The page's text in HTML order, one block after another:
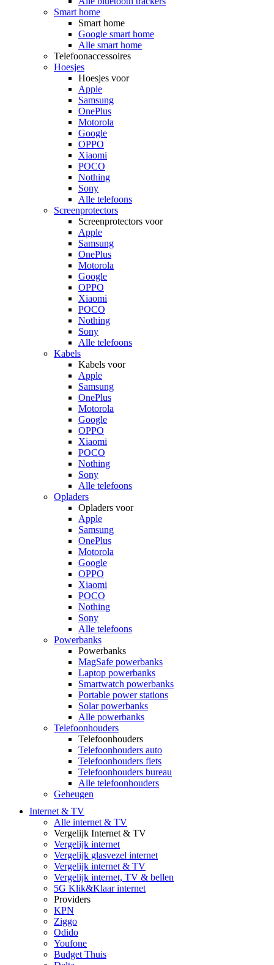
Smart home
Smart home
Google smart home
Alle smart home
Telefoonaccessoires
Hoesjes
Hoesjes voor
Apple
Samsung
OnePlus
Motorola
Google
OPPO
Xiaomi
POCO
Nothing
Sony
Alle telefoons
Screenprotectors
Screenprotectors voor
Apple
Samsung
OnePlus
Motorola
Google
OPPO
Xiaomi
POCO
Nothing
Sony
Alle telefoons
Kabels
Kabels voor
Apple
Samsung
OnePlus
Motorola
Google
OPPO
Xiaomi
POCO
Nothing
Sony
Alle telefoons
Opladers
Opladers voor
Apple
Samsung
OnePlus
Motorola
Google
OPPO
Xiaomi
POCO
Nothing
Sony
Alle telefoons
Powerbanks
Powerbanks
MagSafe powerbanks
Laptop powerbanks
Smartwatch powerbanks
Portable power stations
Solar powerbanks
Alle powerbanks
Telefoonhouders
Telefoonhouders
Telefoonhouders auto
Telefoonhouders fiets
Telefoonhouders bureau
Alle telefoonhouders
Geheugen
Internet & TV
Alle internet & TV
Vergelijk Internet & TV
Vergelijk internet
Vergelijk glasvezel internet
Vergelijk internet & TV
Vergelijk internet, TV & bellen
5G Klik&Klaar internet
Providers
KPN
Ziggo
Odido
Youfone
Budget Thuis